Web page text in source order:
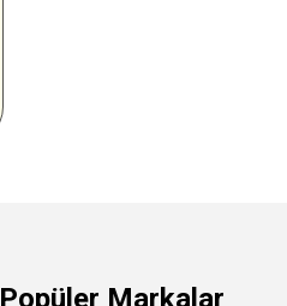
Popüler Markalar